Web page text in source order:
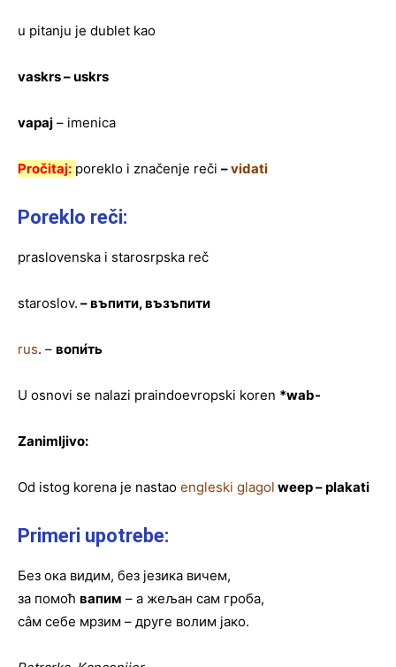
u pitanju je dublet kao
vaskrs – uskrs
vapaj – imenica
Pročitaj: poreklo i značenje reči –vidati
Poreklo reči:
praslovenska i starosrpska reč
staroslov. –въпити,възъпити
rus. – вопи́ть
U osnovi se nalazi praindoevropski koren *wab-
Zanimljivo:
Od istog korena je nastao engleski glagol weep – plakati
Primeri upotrebe:
Без ока видим, без језика вичем,
за помоћ вапим – а жељан сам гроба,
сâм себе мрзим – друге волим јако.